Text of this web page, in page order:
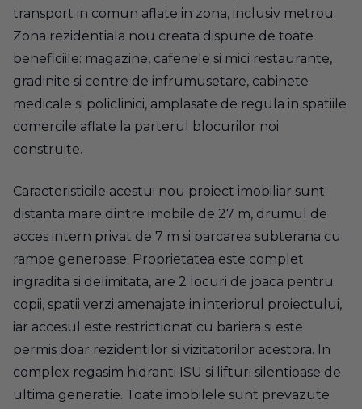
transport in comun aflate in zona, inclusiv metrou.
Zona rezidentiala nou creata dispune de toate
beneficiile: magazine, cafenele si mici restaurante,
gradinite si centre de infrumusetare, cabinete
medicale si policlinici, amplasate de regula in spatiile
comercile aflate la parterul blocurilor noi
construite.
Caracteristicile acestui nou proiect imobiliar sunt:
distanta mare dintre imobile de 27 m, drumul de
acces intern privat de 7 m si parcarea subterana cu
rampe generoase. Proprietatea este complet
ingradita si delimitata, are 2 locuri de joaca pentru
copii, spatii verzi amenajate in interiorul proiectului,
iar accesul este restrictionat cu bariera si este
permis doar rezidentilor si vizitatorilor acestora. In
complex regasim hidranti ISU si lifturi silentioase de
ultima generatie. Toate imobilele sunt prevazute